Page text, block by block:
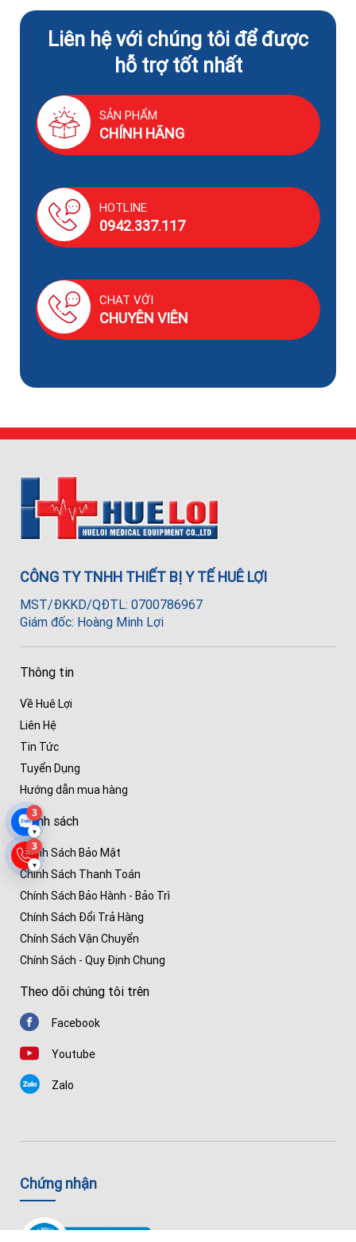
Liên hệ với chúng tôi để được
hỗ trợ tốt nhất
SẢN PHẨM
CHÍNH HÃNG
HOTLINE
0942.337.117
CHAT VỚI
CHUYÊN VIÊN
3
▾
3
▾
CÔNG TY TNHH THIẾT BỊ Y TẾ HUÊ LỢI
MST/ĐKKD/QĐTL: 0700786967
Giám đốc: Hoàng Minh Lợi
Thông tin
Về Huê Lợi
Liên Hệ
Tin Tức
Tuyển Dụng
Hướng dẫn mua hàng
Chính sách
Chính Sách Bảo Mật
Chính Sách Thanh Toán
Chính Sách Bảo Hành - Bảo Trì
Chính Sách Đổi Trả Hàng
Chính Sách Vận Chuyển
Chính Sách - Quy Định Chung
Theo dõi chúng tôi trên
Facebook
Youtube
Zalo
Chứng nhận